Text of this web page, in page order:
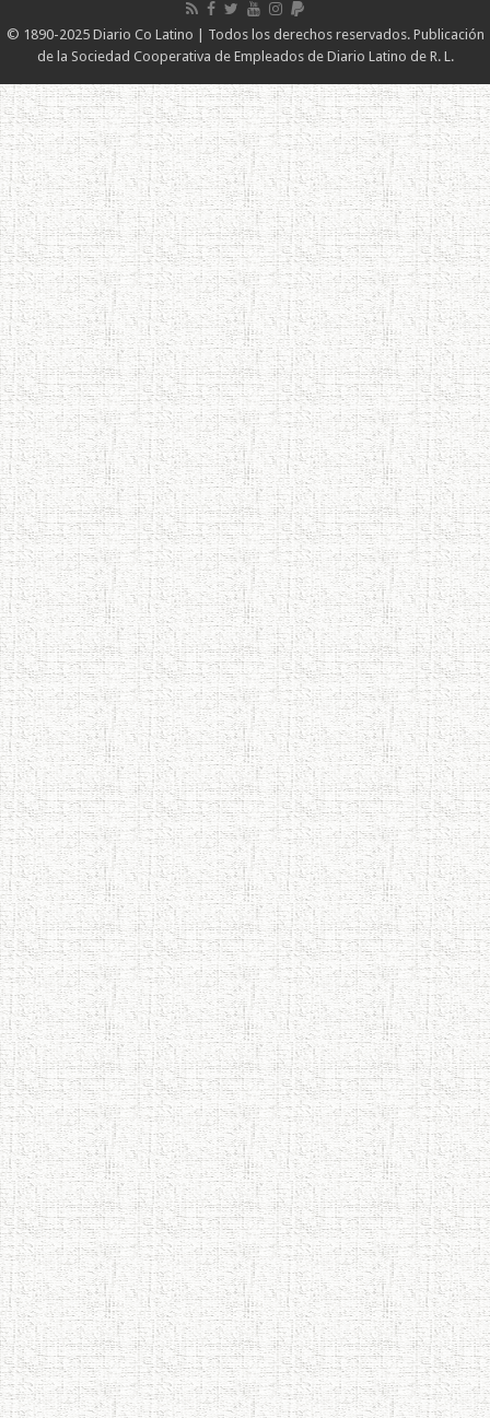
© 1890-2025 Diario Co Latino | Todos los derechos reservados. Publicación
de la Sociedad Cooperativa de Empleados de Diario Latino de R. L.